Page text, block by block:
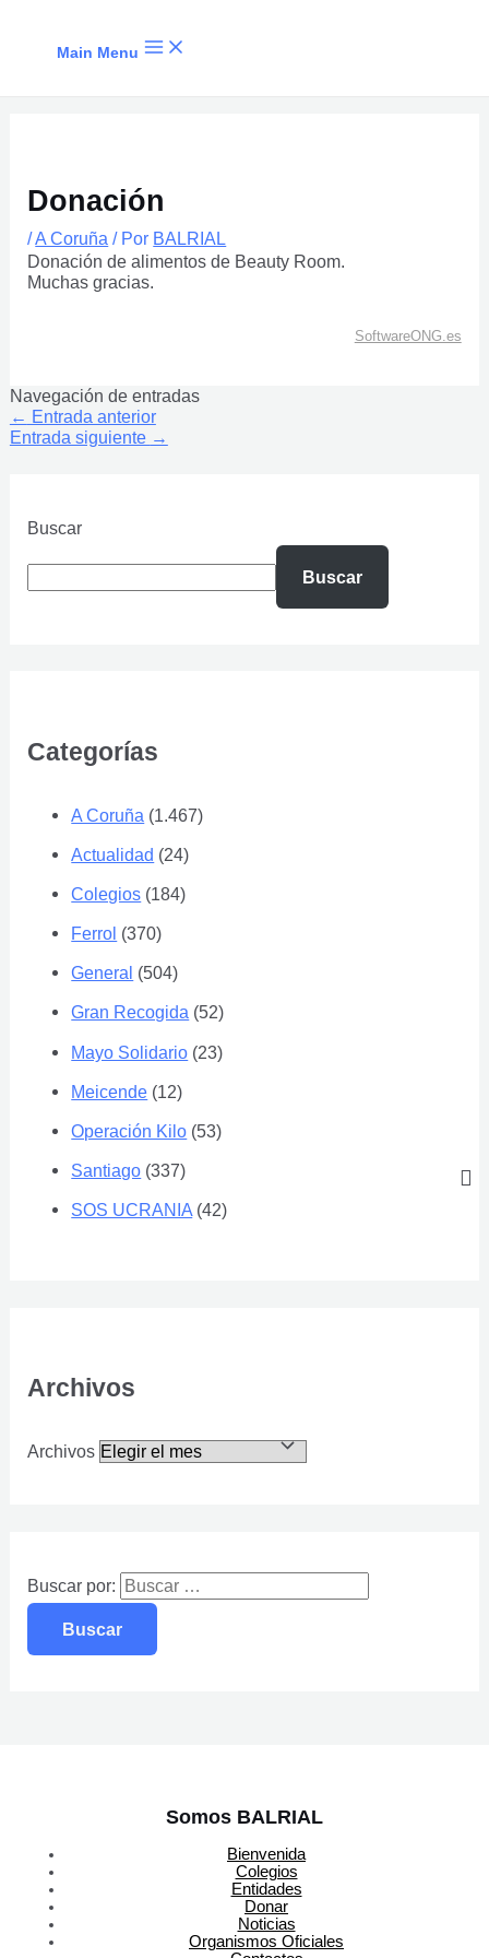
Main Menu
Donación
/A Coruña / Por BALRIAL
Donación de alimentos de Beauty Room.
Muchas gracias.
SoftwareONG.es
Navegación de entradas
← Entrada anterior
Entrada siguiente →
Buscar
Buscar
Categorías
A Coruña (1.467)
Actualidad (24)
Colegios (184)
Ferrol (370)
General (504)
Gran Recogida (52)
Mayo Solidario (23)
Meicende (12)
Operación Kilo (53)
Santiago (337)
SOS UCRANIA (42)
Archivos
Archivos
Buscar por:
Somos BALRIAL
Bienvenida
Colegios
Entidades
Donar
Noticias
Organismos Oficiales